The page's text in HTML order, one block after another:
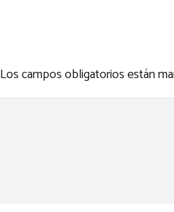
Los campos obligatorios están